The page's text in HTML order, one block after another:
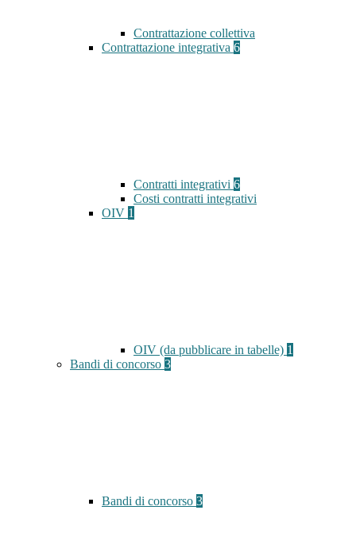
Contrattazione collettiva
Contrattazione integrativa 6
Contratti integrativi 6
Costi contratti integrativi
OIV 1
OIV (da pubblicare in tabelle) 1
Bandi di concorso 3
Bandi di concorso 3